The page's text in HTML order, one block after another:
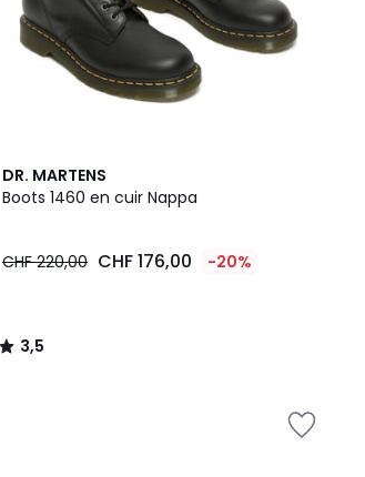
DR. MARTENS
Boots 1460 en cuir Nappa
CHF 220,00 CHF 176,00 -20%
3,5
/ 5
3,5
/